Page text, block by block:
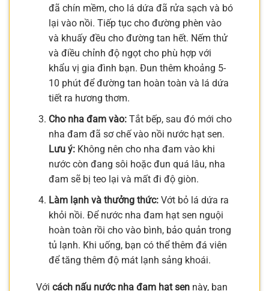
đã chín mềm, cho lá dứa đã rửa sạch và bó
lại vào nồi. Tiếp tục cho đường phèn vào
và khuấy đều cho đường tan hết. Nếm thử
và điều chỉnh độ ngọt cho phù hợp với
khẩu vị gia đình bạn. Đun thêm khoảng 5-
10 phút để đường tan hoàn toàn và lá dứa
tiết ra hương thơm.
Cho nha đam vào:Tắt bếp, sau đó mới cho
nha đam đã sơ chế vào nồi nước hạt sen.
Lưu ý:Không nên cho nha đam vào khi
nước còn đang sôi hoặc đun quá lâu, nha
đam sẽ bị teo lại và mất đi độ giòn.
Làm lạnh và thưởng thức:Vớt bỏ lá dứa ra
khỏi nồi. Để nước nha đam hạt sen nguội
hoàn toàn rồi cho vào bình, bảo quản trong
tủ lạnh. Khi uống, bạn có thể thêm đá viên
để tăng thêm độ mát lạnh sảng khoái.
Với cách nấu nước nha đam hạt sen này, bạn